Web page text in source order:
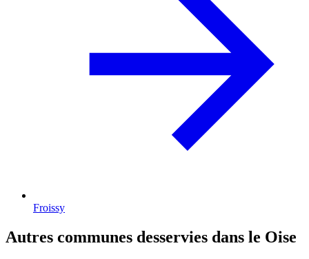
Froissy
Autres communes desservies dans le Oise